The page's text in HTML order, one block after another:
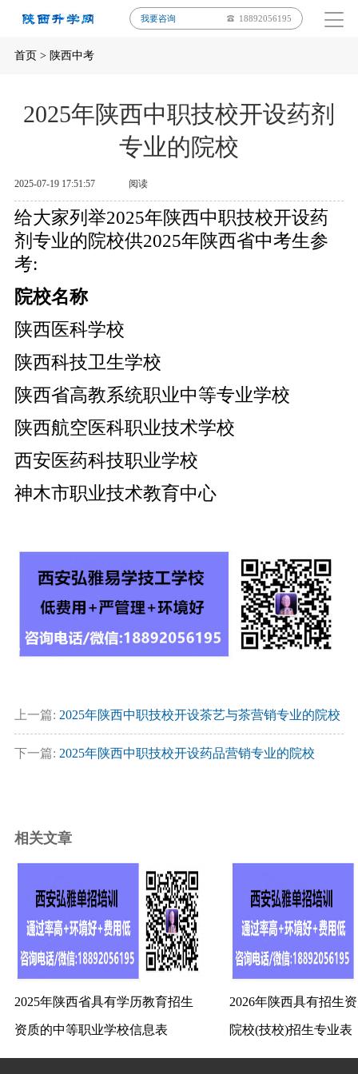
我要咨询 18892056195
首页> 陕西中考
2025年陕西中职技校开设药剂
专业的院校
2025-07-19 17:51:57 阅读
给大家列举2025年陕西中职技校开设药
剂专业的院校供2025年陕西省中考生参
考:
院校名称
陕西医科学校
陕西科技卫生学校
陕西省高教系统职业中等专业学校
陕西航空医科职业技术学校
西安医药科技职业学校
神木市职业技术教育中心
上一篇: 2025年陕西中职技校开设茶艺与茶营销专业的院校
下一篇: 2025年陕西中职技校开设药品营销专业的院校
相关文章
2025年陕西省具有学历教育招生
资质的中等职业学校信息表
2026年陕西具有招生
院校(技校)招生专业表